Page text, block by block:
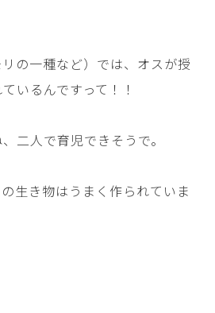
の一種など）では、オスが授
いるんですって！！
二人で育児できそうで。
生き物はうまく作られていま